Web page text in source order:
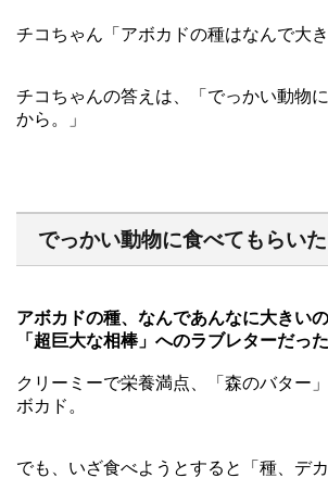
チコちゃん「アボカドの種はなんで大き
チコちゃんの答えは、「でっかい動物
から。」
でっかい動物に食べてもらい
アボカドの種、なんであんなに大きい
「超巨大な相棒」へのラブレターだった
クリーミーで栄養満点、「森のバター
ボカド。
でも、いざ食べようとすると「種、デ